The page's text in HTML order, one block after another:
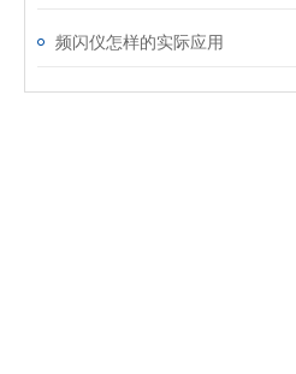
频闪仪怎样的实际应用